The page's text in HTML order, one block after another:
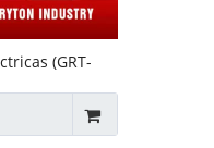
(GRT-